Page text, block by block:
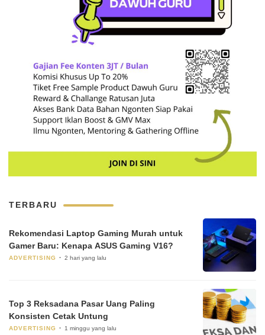
TERBARU
Rekomendasi Laptop Gaming Murah untuk
Gamer Baru: Kenapa ASUS Gaming V16?
ADVERTISING 2 hari yang lalu
Top 3 Reksadana Pasar Uang Paling
Konsisten Cetak Untung
ADVERTISING 1 minggu yang lalu